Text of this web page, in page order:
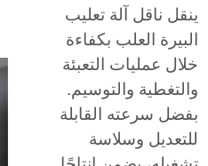
ينقل ناقل آلة تعليب
البيرة العلب بكفاءة
خلال عمليات التعبئة
والتغطية والتوسيم.
بفضل سرعته القابلة
للتعديل وسلاسة